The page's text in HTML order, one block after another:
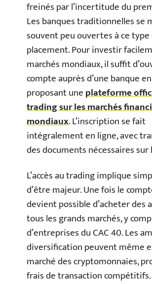
freinés par l’incertitude du
Les banques traditionnelles se
souvent peu ouvertes à ce type
placement. Pour investir
marchés mondiaux, il suffit
compte auprès d’une banque
proposant uneplateforme
trading sur les marchés
mondiaux. L’inscription se fait
intégralement en ligne, avec
des documents nécessaires sur
L’accès au trading implique
d’être majeur. Une fois le
devient possible d’acheter des
tous les grands marchés, y
d’entreprises du CAC 40. Les
diversification peuvent même
marché des cryptomonnaies,
frais de transaction compétitifs.